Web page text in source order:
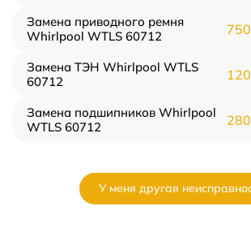
Замена приводного ремня
Whirlpool WTLS 60712
Замена ТЭН Whirlpool WTLS
60712
Замена подшипников Whirlpool
WTLS 60712
У меня другая